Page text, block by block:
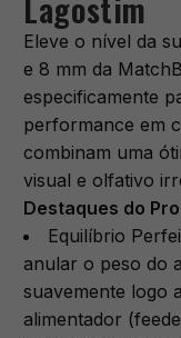
Eleve o nível da
e 8 mm da
especificamente
performance em
combinam uma
visual e olfativo
Destaques do
​Equilíbrio
anular o peso do
suavemente logo
alimentador